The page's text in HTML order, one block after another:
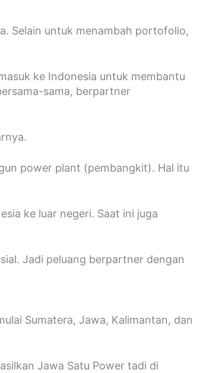
Selain untuk menambah portofolio,
ke Indonesia untuk membantu
sama, berpartner
power plant (pembangkit). Hal itu
ke luar negeri. Saat ini juga
Jadi peluang berpartner dengan
Sumatera, Jawa, Kalimantan, dan
Jawa Satu Power tadi di